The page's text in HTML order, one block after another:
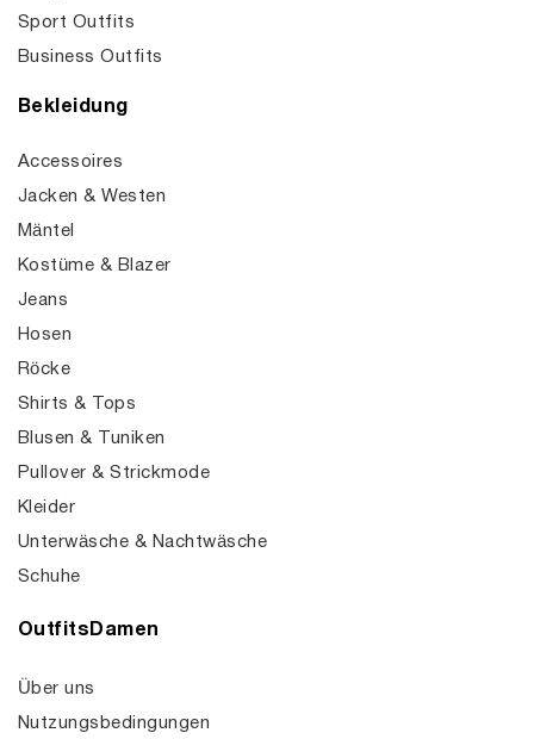
Sport Outfits
Business Outfits
Bekleidung
Accessoires
Jacken & Westen
Mäntel
Kostüme & Blazer
Jeans
Hosen
Röcke
Shirts & Tops
Blusen & Tuniken
Pullover & Strickmode
Kleider
Unterwäsche & Nachtwäsche
Schuhe
OutfitsDamen
Über uns
Nutzungsbedingungen